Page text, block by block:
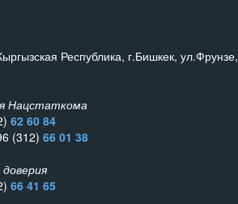
Республика, г.Бишкек, ул.Фрунзе,
Нацстаткома
62 60 84
(312) 66 01 38
66 41 65